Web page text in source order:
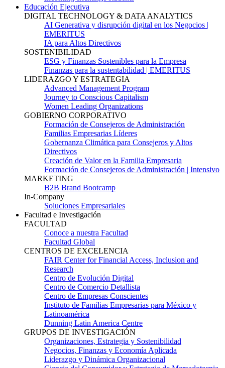
Educación Ejecutiva
DIGITAL TECHNOLOGY & DATA ANALYTICS
AI Generativa y disrupción digital en los Negocios |
EMERITUS
IA para Altos Directivos
SOSTENIBILIDAD
ESG y Finanzas Sostenibles para la Empresa
Finanzas para la sustentabilidad | EMERITUS
LIDERAZGO Y ESTRATEGIA
Advanced Management Program
Journey to Conscious Capitalism
Women Leading Organizations
GOBIERNO CORPORATIVO
Formación de Consejeros de Administración
Familias Empresarias Líderes
Gobernanza Climática para Consejeros y Altos
Directivos
Creación de Valor en la Familia Empresaria
Formación de Consejeros de Administración | Intensivo
MARKETING
B2B Brand Bootcamp
In-Company
Soluciones Empresariales
Facultad e Investigación
FACULTAD
Conoce a nuestra Facultad
Facultad Global
CENTROS DE EXCELENCIA
FAIR Center for Financial Access, Inclusion and
Research
Centro de Evolución Digital
Centro de Comercio Detallista
Centro de Empresas Conscientes
Instituto de Familias Empresarias para México y
Latinoamérica
Dunning Latin America Centre
GRUPOS DE INVESTIGACIÓN
Organizaciones, Estrategia y Sostenibilidad
Negocios, Finanzas y Economía Aplicada
Liderazgo y Dinámica Organizacional